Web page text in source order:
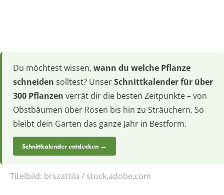
Du möchtest wissen, wann du welche Pflanze
schneiden solltest? UnserSchnittkalender für über
300 Pflanzen verrät dir die besten Zeitpunkte – von
Obstbäumen über Rosen bis hin zu Sträuchern. So
bleibt dein Garten das ganze Jahr in Bestform.
Schnittkalender entdecken →
Titelbild: brszattila / stock.adobe.com